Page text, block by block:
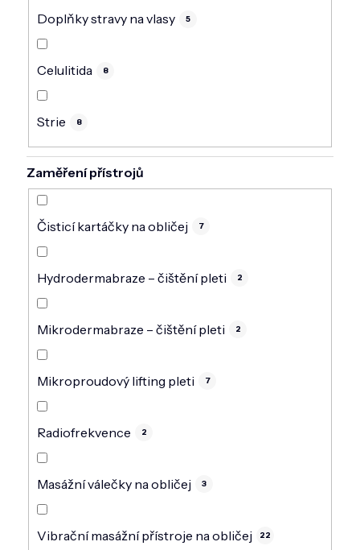
Doplňky stravy na vlasy 5
Celulitida 8
Strie 8
Zaměření přístrojů
Čisticí kartáčky na obličej 7
Hydrodermabraze – čištění pleti 2
Mikrodermabraze – čištění pleti 2
Mikroproudový lifting pleti 7
Radiofrekvence 2
Masážní válečky na obličej 3
Vibrační masážní přístroje na obličej 22